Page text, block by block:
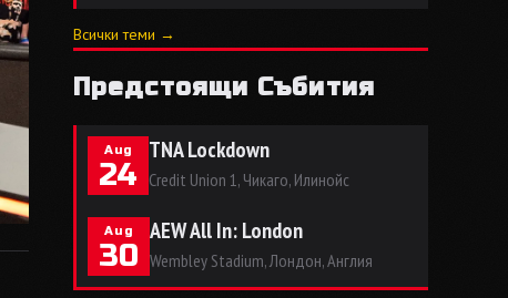
Всички теми →
Предстоящи Събития
Aug
24
TNA Lockdown
Credit Union 1, Чикаго, Илинойс
Aug
30
AEW All In: London
Wembley Stadium, Лондон, Англия